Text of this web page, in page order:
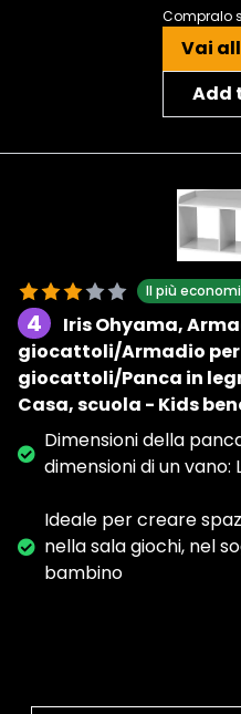
Compralo
Vai
Add
Il più
4
Iris Ohyama,
giocattoli/Armadio
giocattoli/Panca in
Casa, scuola - Kids
Dimensioni della
dimensioni di un vano:
Ideale per creare
nella sala giochi, nel
bambino